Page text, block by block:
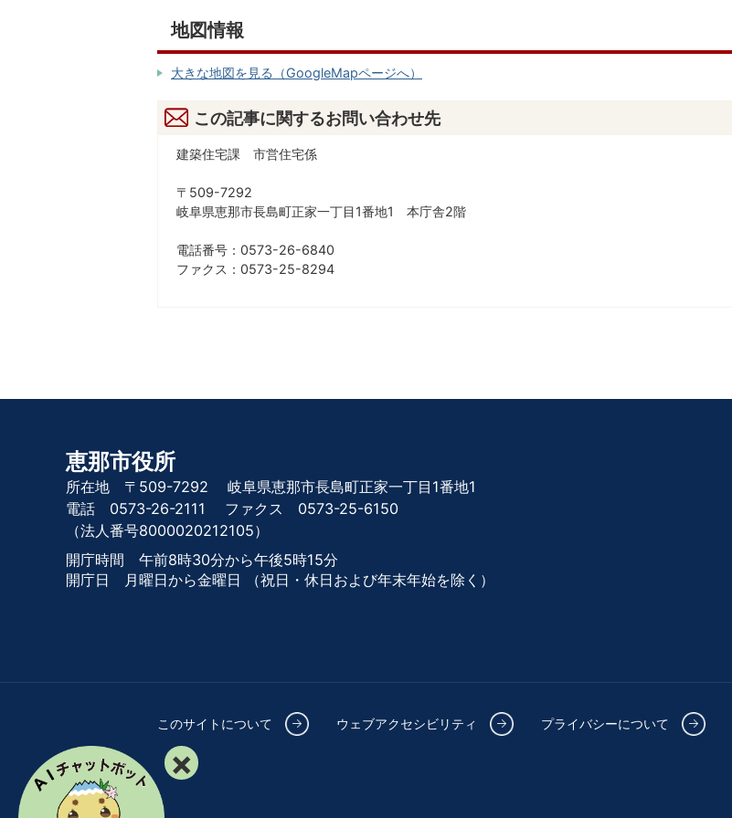
地図情報
大きな地図を見る（GoogleMapページへ）
この記事に関するお問い合わせ先
建築住宅課 市営住宅係
〒509-7292
岐阜県恵那市長島町正家一丁目1番地1 本庁舎2階
電話番号：0573-26-6840
ファクス：0573-25-8294
恵那市役所
所在地 〒509-7292
岐阜県恵那市長島町正家一丁目1番地1
電話 0573-26-2111
ファクス 0573-25-6150
（法人番号8000020212105）
開庁時間 午前8時30分から午後5時15分
開庁日 月曜日から金曜日
（祝日・休日および年末年始を除く）
このサイトについて ウェブアクセシビリティ プライバシーについて
×